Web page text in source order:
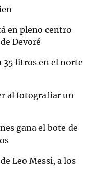
en pleno centro
Devoré
35 litros en el norte
al fotografiar un
gana el bote de
Leo Messi, a los